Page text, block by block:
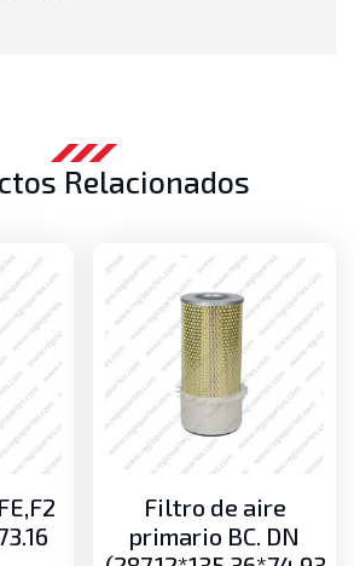
Relacionados
Filtro de aire
primario BC. DN